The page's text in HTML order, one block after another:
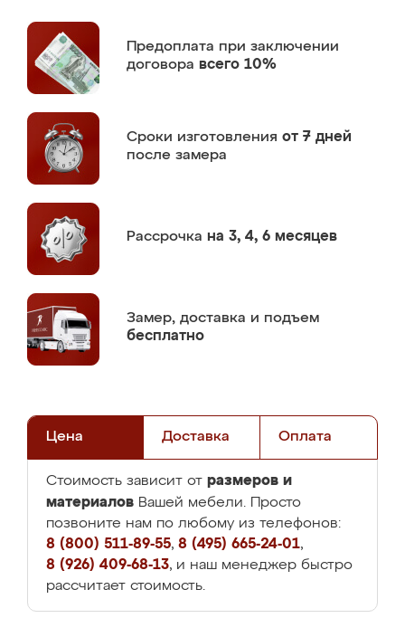
Предоплата при заключении
договора всего 10%
Сроки изготовления от 7 дней
после замера
Рассрочка на 3, 4, 6 месяцев
Замер, доставка и подъем
бесплатно
Цена Доставка Оплата
Стоимость зависит от размеров и
материалов Вашей мебели. Просто
позвоните нам по любому из телефонов:
8 (800) 511-89-55, 8 (495) 665-24-01,
8 (926) 409-68-13, и наш менеджер быстро
рассчитает стоимость.